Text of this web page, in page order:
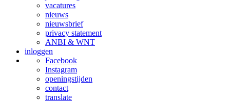
vacatures
nieuws
nieuwsbrief
privacy statement
ANBI & WNT
inloggen
Facebook
Instagram
openingstijden
contact
translate